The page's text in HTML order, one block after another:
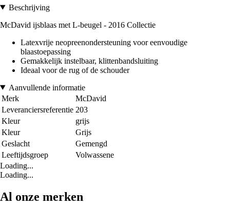
Beschrijving
McDavid ijsblaas met L-beugel - 2016 Collectie
Latexvrije neopreenondersteuning voor eenvoudige
blaastoepassing
Gemakkelijk instelbaar, klittenbandsluiting
Ideaal voor de rug of de schouder
Aanvullende informatie
Merk
McDavid
Leveranciersreferentie 203
Kleur
grijs
Kleur
Grijs
Geslacht
Gemengd
Leeftijdsgroep
Volwassene
Loading...
Loading...
Al onze merken